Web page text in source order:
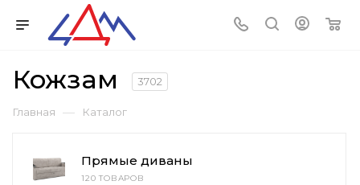
Кожзам 3702
Главная — Каталог
Прямые диваны
120 ТОВАРОВ